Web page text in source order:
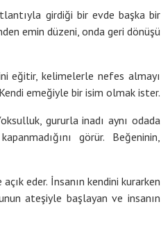
girdiği bir evde başka bir
emin düzeni, onda geri dönüşü
eğitir, kelimelerle nefes almayı
emeğiyle bir isim olmak ister.
gururla inadı aynı odada
görür. Beğeninin,
eder. İnsanın kendini kurarken
ateşiyle başlayan ve insanın